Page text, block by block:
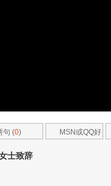
句 (0)
MSN或QQ好
士致辞